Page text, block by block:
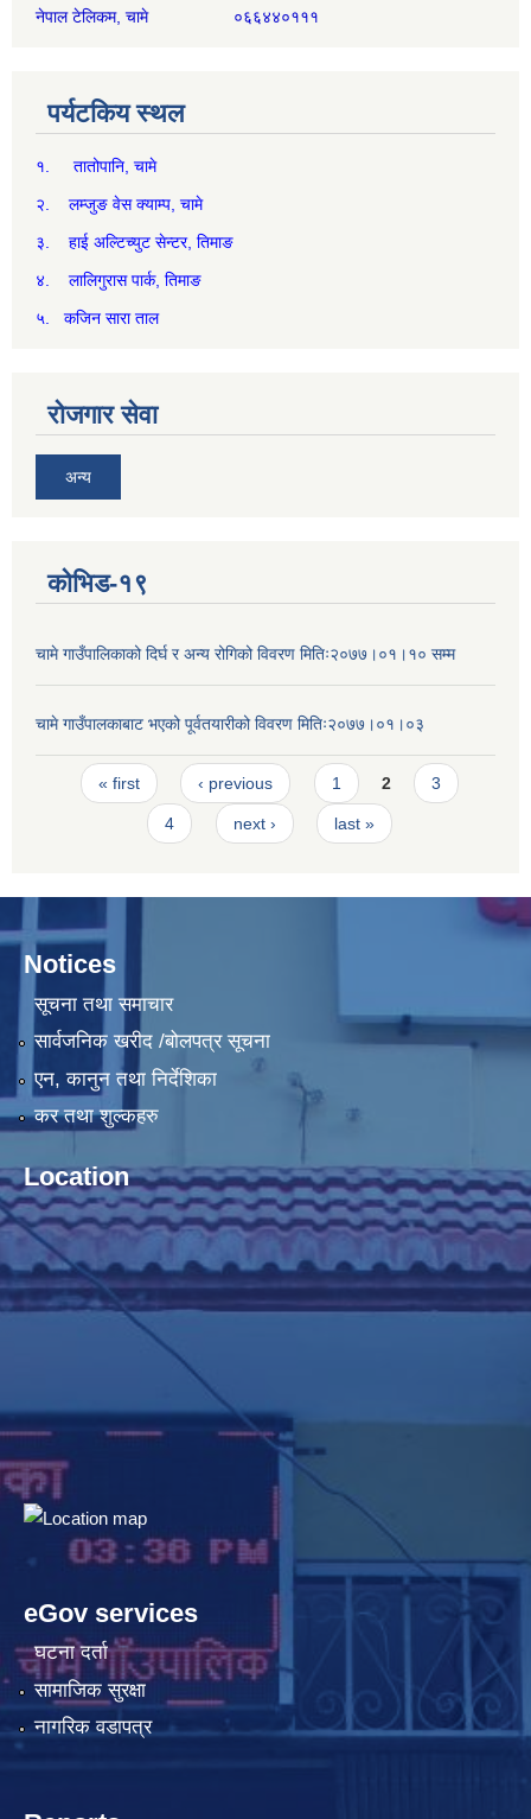
नेपाल टेलिकम, चामे ०६६४४०१११
पर्यटकिय स्थल
१. तातोपानि, चामे
२. लम्जुङ वेस क्याम्प, चामे
३. हाई अल्टिच्युट सेन्टर, तिमाङ
४. लालिगुरास पार्क, तिमाङ
५. कजिन सारा ताल
रोजगार सेवा
अन्य
कोभिड-१९
चामे गाउँपालिकाको दिर्घ र अन्य रोगिको विवरण मितिः२०७७।०१।१० सम्म
चामे गाउँपालकाबाट भएको पूर्वतयारीको विवरण मितिः२०७७।०१।०३
Pages
« first ‹ previous 1 2 3
4 next › last »
Notices
सूचना तथा समाचार
सार्वजनिक खरीद /बोलपत्र सूचना
एन, कानुन तथा निर्देशिका
कर तथा शुल्कहरु
Location
eGov services
घटना दर्ता
सामाजिक सुरक्षा
नागरिक वडापत्र